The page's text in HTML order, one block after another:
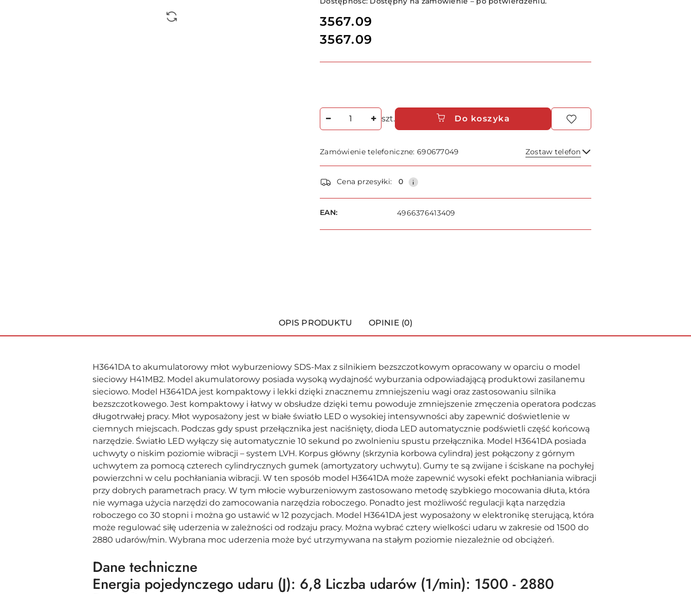
cena:
3567.09
Cena:
3567.09
Ilość
szt. Do koszyka
Zamówienie telefoniczne: 690677049 Zostaw telefon
Wyślij
Dostępność
i
dostawa
Cena przesyłki: 0
EAN: 4966376413409
OPIS PRODUKTU OPINIE (0)
H3641DA to akumulatorowy młot wyburzeniowy SDS-Max z silnikiem bezszczotkowym opracowany w oparciu o model
sieciowy H41MB2. Model akumulatorowy posiada wysoką wydajność wyburzania odpowiadającą produktowi zasilanemu
sieciowo. Model H3641DA jest kompaktowy i lekki dzięki znacznemu zmniejszeniu wagi oraz zastosowaniu silnika
bezszczotkowego. Jest kompaktowy i łatwy w obsłudze dzięki temu powoduje zmniejszenie zmęczenia operatora podczas
długotrwałej pracy. Młot wyposażony jest w białe światło LED o wysokiej intensywności aby zapewnić doświetlenie w
ciemnych miejscach. Podczas gdy spust przełącznika jest naciśnięty, dioda LED automatycznie podświetli część końcową
narzędzie. Światło LED wyłączy się automatycznie 10 sekund po zwolnieniu spustu przełącznika. Model H3641DA posiada
uchwyty o niskim poziomie wibracji – system LVH. Korpus główny (skrzynia korbowa cylindra) jest połączony z górnym
uchwytem za pomocą czterech cylindrycznych gumek (amortyzatory uchwytu). Gumy te są zwijane i ściskane na pochyłej
powierzchni w celu pochłaniania wibracji. W ten sposób model H3641DA może zapewnić wysoki efekt pochłaniania wibracji
przy dobrych parametrach pracy. W tym młocie wyburzeniowym zastosowano metodę szybkiego mocowania dłuta, która
nie wymaga użycia narzędzi do zamocowania narzędzia roboczego. Ponadto jest możliwość regulacji kąta narzędzia
roboczego co 30 stopni i można go ustawić w 12 pozycjach. Model H3641DA jest wyposażony w elektronikę sterującą, która
może regulować siłę uderzenia w zależności od rodzaju pracy. Można wybrać cztery wielkości udaru w zakresie od 1500 do
2880 udarów/min. Wybrana moc uderzenia może być utrzymywana na stałym poziomie niezależnie od obciążeń.
Dane techniczne
Energia pojedynczego udaru (J): 6,8 Liczba udarów (1/min): 1500 - 2880